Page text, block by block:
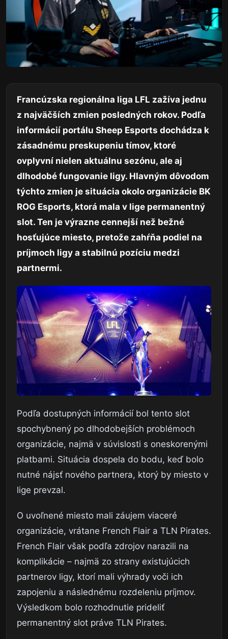
Francúzska regionálna liga LFL zažíva jednu
z najväčších zmien posledných rokov. Podľa
informácií portálu Sheep Esports dochádza k
zásadnému preskupeniu tímov, ktoré
ovplyvní nielen aktuálnu sezónu, ale aj
dlhodobé fungovanie ligy. Hlavným dôvodom
týchto zmien je situácia okolo organizácie BK
ROG Esports, ktorá mala v lige permanentný
slot. Ten je výrazne cennejší než bežné
hosťujúce miesto, pretože zahŕňa podiel na
príjmoch ligy a stabilnú pozíciu medzi
partnermi.
Podľa dostupných informácií bol tento slot
spochybnený po dlhodobejších problémoch
organizácie, najmä v súvislosti s oneskorenými
platbami. Situácia dospela do bodu, keď bolo
nutné nájsť nového partnera, ktorý by miesto v
lige prevzal.
O uvoľnené miesto mali záujem viaceré
organizácie, vrátane French Flair a TLN Pirates.
French Flair však podľa zdrojov narazili na
komplikácie – najmä zo strany existujúcich
partnerov ligy, ktorí mali výhrady voči ich
zapojeniu a následnému rozdeleniu príjmov.
Výsledkom bolo rozhodnutie prideliť
permanentný slot práve TLN Pirates.